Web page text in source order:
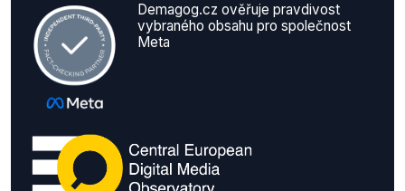
Demagog.cz ověřuje pravdivost
vybraného obsahu pro společnost
Meta